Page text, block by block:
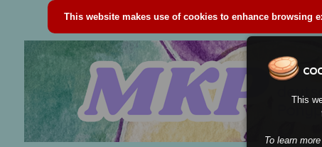
This
To learn
This website makes use of cookies to enhance browsing